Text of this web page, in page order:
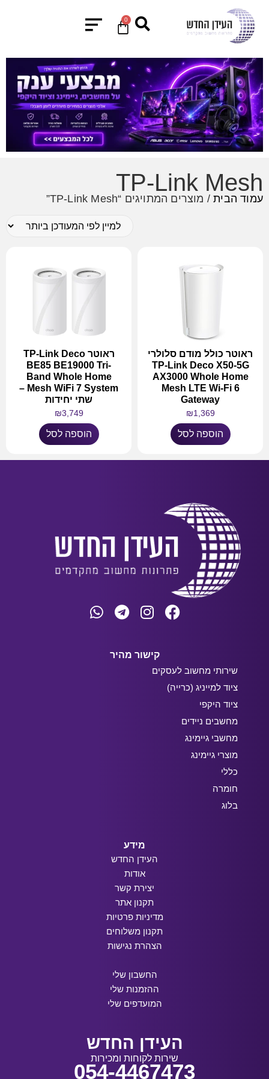
0
TP-Link Mesh
עמוד הבית/ מוצרים המתויגים “TP-Link Mesh”
ראוטר כולל מודם סלולרי
TP-Link Deco X50-5G
AX3000 Whole Home
Mesh LTE Wi-Fi 6
Gateway
₪1,369
הוספה לסל
ראוטר TP-Link Deco
BE85 BE19000 Tri-
Band Whole Home
Mesh WiFi 7 System –
שתי יחידות
₪3,749
הוספה לסל
קישור מהיר
שירותי מחשוב לעסקים
ציוד למייניג (כרייה)
ציוד היקפי
מחשבים ניידים
מחשבי גיימינג
מוצרי גיימינג
כללי
חומרה
בלוג
מידע
העידן החדש
אודות
יצירת קשר
תקנון אתר
מדיניות פרטיות
תקנון משלוחים
הצהרת נגישות
החשבון שלי
ההזמנות שלי
המועדפים שלי
העידן החדש
שירות לקוחות ומכירות
054-4467473